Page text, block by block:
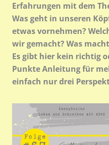
Erfahrungen mit dem
Was geht in unseren
etwas vornehmen?
wir gemacht? Was
Es gibt hier kein richtig
Punkte Anleitung für
einfach nur drei